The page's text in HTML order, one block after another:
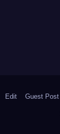
Edit Guest Post